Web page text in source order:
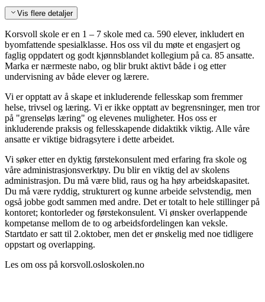
Vis flere detaljer
Korsvoll skole er en 1 – 7 skole med ca. 590 elever, inkludert en
byomfattende spesialklasse. Hos oss vil du møte et engasjert og
faglig oppdatert og godt kjønnsblandet kollegium på ca. 85 ansatte.
Marka er nærmeste nabo, og blir brukt aktivt både i og etter
undervisning av både elever og lærere.
Vi er opptatt av å skape et inkluderende fellesskap som fremmer
helse, trivsel og læring. Vi er ikke opptatt av begrensninger, men tror
på "grenseløs læring" og elevenes muligheter. Hos oss er
inkluderende praksis og fellesskapende didaktikk viktig. Alle våre
ansatte er viktige bidragsytere i dette arbeidet.
Vi søker etter en dyktig førstekonsulent med erfaring fra skole og
våre administrasjonsverktøy. Du blir en viktig del av skolens
administrasjon. Du må være blid, raus og ha høy arbeidskapasitet.
Du må være ryddig, strukturert og kunne arbeide selvstendig, men
også jobbe godt sammen med andre. Det er totalt to hele stillinger på
kontoret; kontorleder og førstekonsulent. Vi ønsker overlappende
kompetanse mellom de to og arbeidsfordelingen kan veksle.
Startdato er satt til 2.oktober, men det er ønskelig med noe tidligere
oppstart og overlapping.
Les om oss på korsvoll.osloskolen.no